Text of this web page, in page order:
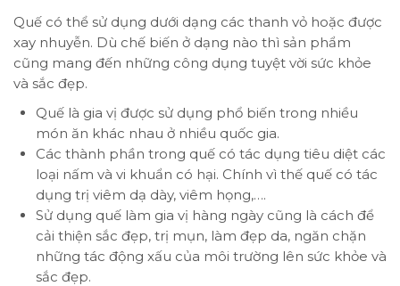
Quế có thể sử dụng dưới dạng các thanh vỏ hoặc được
xay nhuyễn. Dù chế biến ở dạng nào thì sản phẩm
cũng mang đến những công dụng tuyệt vời sức khỏe
và sắc đẹp.
Quế là gia vị được sử dụng phổ biến trong nhiều
món ăn khác nhau ở nhiều quốc gia.
Các thành phần trong quế có tác dụng tiêu diệt các
loại nấm và vi khuẩn có hại. Chính vì thế quế có tác
dụng trị viêm dạ dày, viêm họng,….
Sử dụng quế làm gia vị hàng ngày cũng là cách để
cải thiện sắc đẹp, trị mụn, làm đẹp da, ngăn chặn
những tác động xấu của môi trường lên sức khỏe và
sắc đẹp.